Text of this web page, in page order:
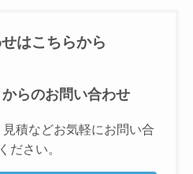
はこちらから
らのお問い合わせ
積などお気軽にお問い合
ださい。